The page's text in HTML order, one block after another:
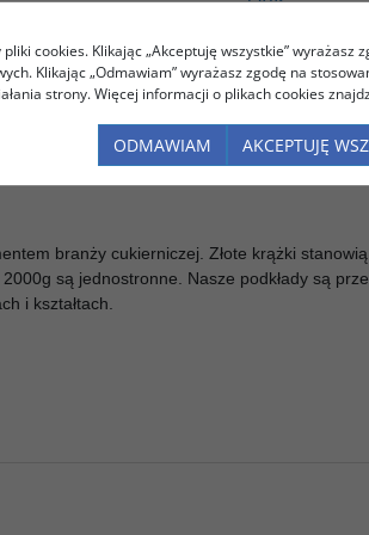
branży cukierniczej. Złote krążki
są jednostronne. Nasze podkłady są
i kształtach.
cookies. Klikając „Akceptuję wszystkie”
Klikając „Odmawiam” wyrażasz zgodę na
strony. Więcej informacji o plikach cookies
ODMAWIAM AKCEPTUJĘ